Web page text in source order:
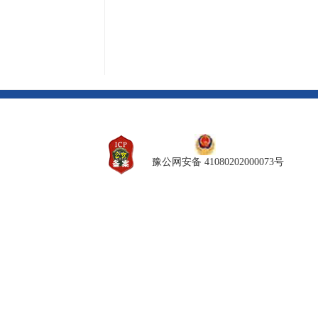
豫公网安备 41080202000073号